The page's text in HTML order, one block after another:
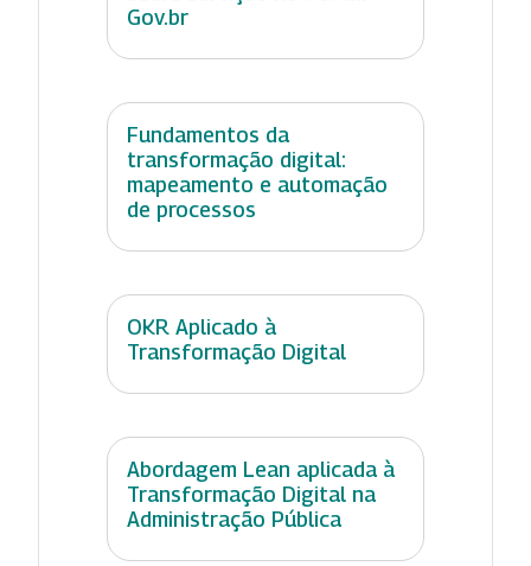
Gov.br
Fundamentos da
transformação digital:
mapeamento e automação
de processos
OKR Aplicado à
Transformação Digital
Abordagem Lean aplicada à
Transformação Digital na
Administração Pública